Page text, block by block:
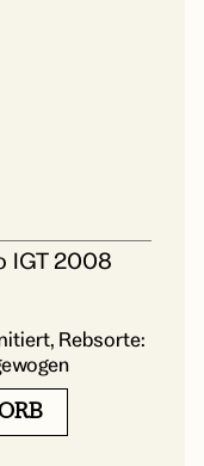
IGT 2008
Rebsorte: